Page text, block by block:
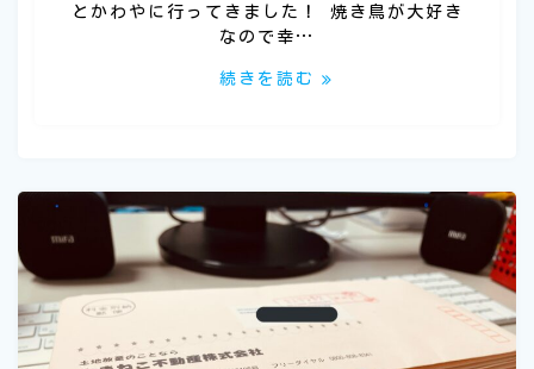
とかわやに行ってきました！ 焼き鳥が大好き
なので幸…
続きを読む